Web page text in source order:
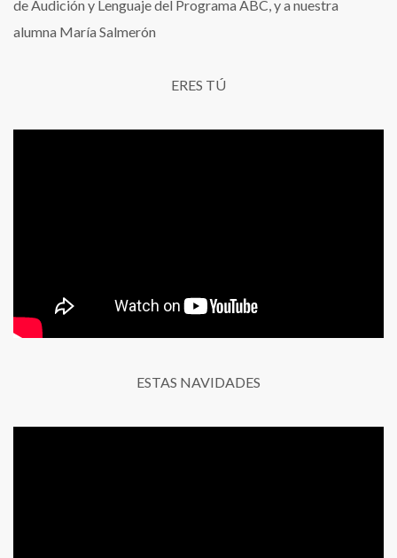
de Audición y Lenguaje del Programa ABC, y a nuestra
alumna María Salmerón
ERES TÚ
ESTAS NAVIDADES